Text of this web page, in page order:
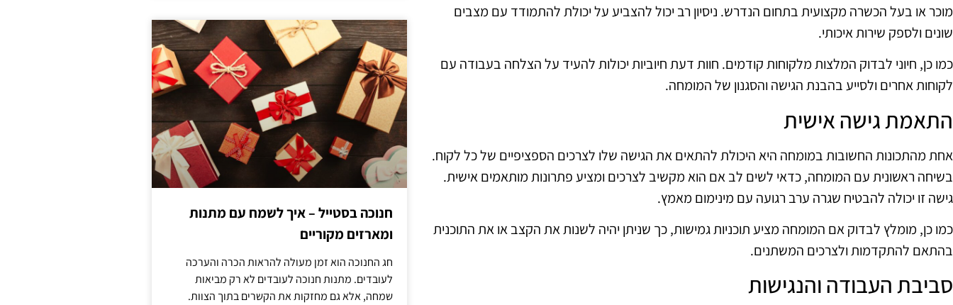
מוכר או בעל הכשרה מקצועית בתחום הנדרש. ניסיון רב יכול להצביע על יכולת להתמודד עם מצבים
שונים ולספק שירות איכותי.
כמו כן, חיוני לבדוק המלצות מלקוחות קודמים. חוות דעת חיוביות יכולות להעיד על הצלחה בעבודה עם
לקוחות אחרים ולסייע בהבנת הגישה והסגנון של המומחה.
התאמת גישה אישית
אחת מהתכונות החשובות במומחה היא היכולת להתאים את הגישה שלו לצרכים הספציפיים של כל לקוח.
בשיחה ראשונית עם המומחה, כדאי לשים לב אם הוא מקשיב לצרכים ומציע פתרונות מותאמים אישית.
גישה זו יכולה להבטיח שגרה ערב רגועה עם מינימום מאמץ.
כמו כן, מומלץ לבדוק אם המומחה מציע תוכניות גמישות, כך שניתן יהיה לשנות את הקצב או את התוכנית
בהתאם להתקדמות ולצרכים המשתנים.
סביבת העבודה והנגישות
חנוכה בסטייל – איך לשמח עם מתנות
ומארזים מקוריים
חג החנוכה הוא זמן מעולה להראות הכרה והערכה
לעובדים. מתנות חנוכה לעובדים לא רק מביאות
שמחה, אלא גם מחזקות את הקשרים בתוך הצוות.